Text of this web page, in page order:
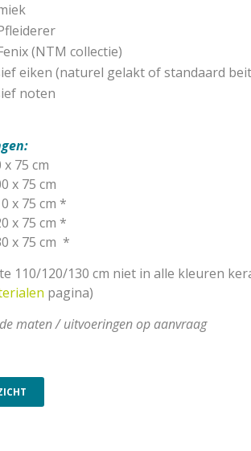
(NTM collectie)
eiken (naturel gelakt of standaard
noten
x 75 cm
x 75 cm
x 75 cm *
x 75 cm *
x 75 cm *
110/120/130 cm niet in alle kleuren
pagina)
maten / uitvoeringen op aanvraag